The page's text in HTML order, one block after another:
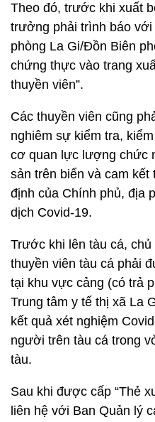
Theo đó, trước khi xuất
trưởng phải trình báo với
phòng La Gi/Đồn Biên
chứng thực vào trang
thuyền viên”.
Các thuyền viên cũng
nghiêm sự kiểm tra,
cơ quan lực lượng chức
sản trên biển và cam
định của Chính phủ, địa
dịch Covid-19.
Trước khi lên tàu cá,
thuyền viên tàu cá phải
tại khu vực cảng (có trả
Trung tâm y tế thị xã La
kết quả xét nghiệm
người trên tàu cá trong
tàu.
Sau khi được cấp “Thẻ
liên hệ với Ban Quản lý